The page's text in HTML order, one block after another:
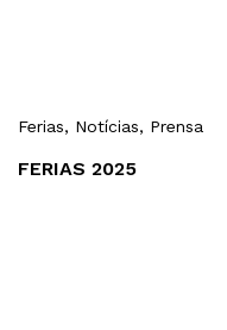
Ferias, Notícias, Prensa
FERIAS 2025